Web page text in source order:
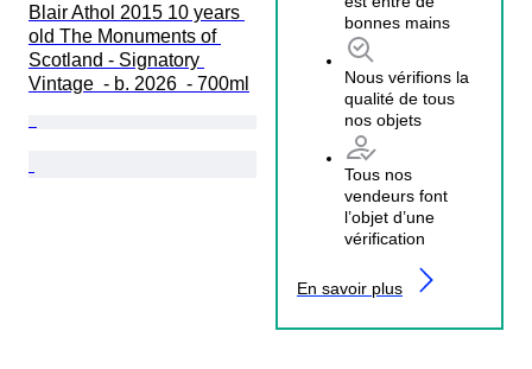
Blair Athol 2015 10 years
old The Monuments of
Scotland - Signatory
Vintage  - b. 2026  - 700ml
bonnes mains
Nous vérifions la
qualité de tous
nos objets
Tous nos
vendeurs font
l’objet d’une
vérification
En savoir plus